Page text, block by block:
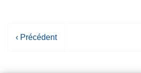
P
‹ Précédent